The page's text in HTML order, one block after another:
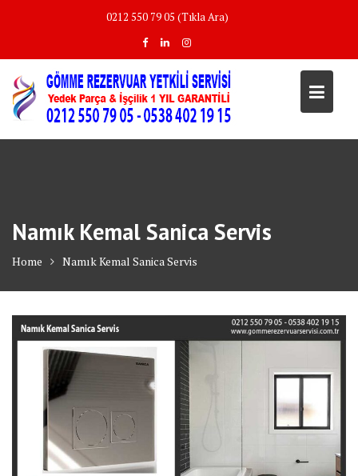
0212 550 79 05 (Tıkla Ara)
Namık Kemal Sanica Servis
Home Namık Kemal Sanica Servis